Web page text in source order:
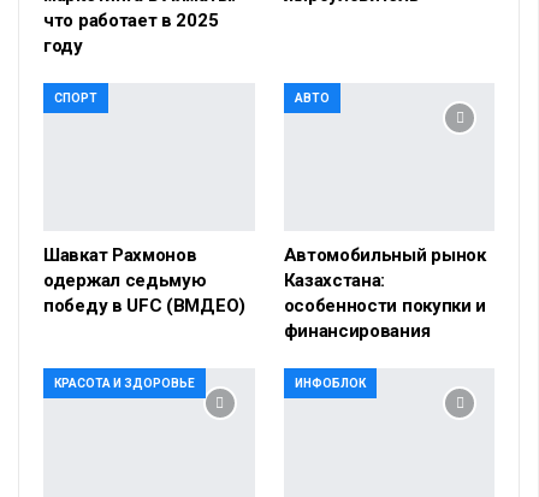
что работает в 2025
году
СПОРТ
Шавкат Рахмонов
одержал седьмую
победу в UFC (ВМДЕО)
АВТО
Автомобильный рынок
Казахстана:
особенности покупки и
финансирования
КРАСОТА И ЗДОРОВЬЕ ИНФОБЛОК